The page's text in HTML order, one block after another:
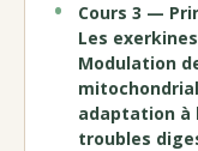
Cours 3 —
Les
Modulation
adaptation
troubles